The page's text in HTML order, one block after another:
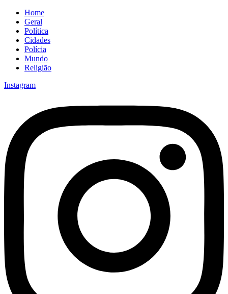
Home
Geral
Política
Cidades
Polícia
Mundo
Religião
Instagram